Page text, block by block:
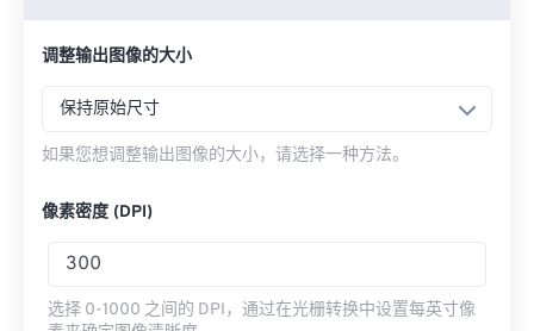
调整输出图像的大小
保持原始尺寸
如果您想调整输出图像的大小，请选择一种方法。
像素密度 (DPI)
选择 0-1000 之间的 DPI，通过在光栅转换中设置每英寸像